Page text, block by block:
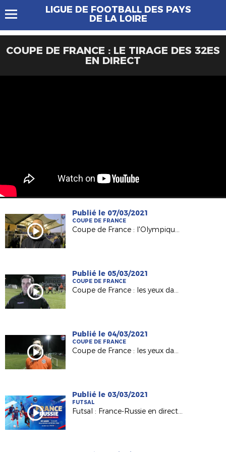
LIGUE DE FOOTBALL DES PAYS
DE LA LOIRE
COUPE DE FRANCE : LE TIRAGE DES 32ES
EN DIRECT
Publié le 07/03/2021
COUPE DE FRANCE
Coupe de France : l'Olympique Saumur (N3) du coach Julien Sourice en 8es !
Publié le 05/03/2021
COUPE DE FRANCE
Coupe de France : les yeux dans les Voltigeurs de Châteaubriant (Episode 2 )
Publié le 04/03/2021
COUPE DE FRANCE
Coupe de France : les yeux dans les Voltigeurs de Châteaubriant (Episode 1)
Publié le 03/03/2021
FUTSAL
Futsal : France-Russie en direct sur FFF TV ce vendredi !